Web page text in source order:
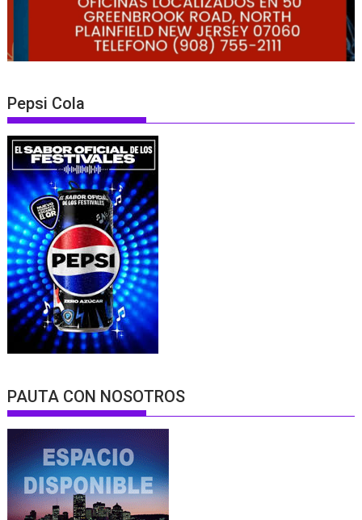
Pepsi Cola
PAUTA CON NOSOTROS